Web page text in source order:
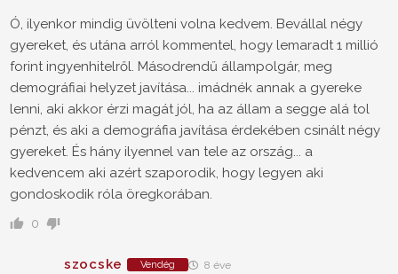
Ó, ilyenkor mindig üvölteni volna kedvem. Bevállal négy
gyereket, és utána arról kommentel, hogy lemaradt 1 millió
forint ingyenhitelről. Másodrendű állampolgár, meg
demográfiai helyzet javítása... imádnék annak a gyereke
lenni, aki akkor érzi magát jól, ha az állam a segge alá tol
pénzt, és aki a demográfia javítása érdekében csinált négy
gyereket. És hány ilyennel van tele az ország... a
kedvencem aki azért szaporodik, hogy legyen aki
gondoskodik róla öregkorában.
0
szocske Vendég 8 éve